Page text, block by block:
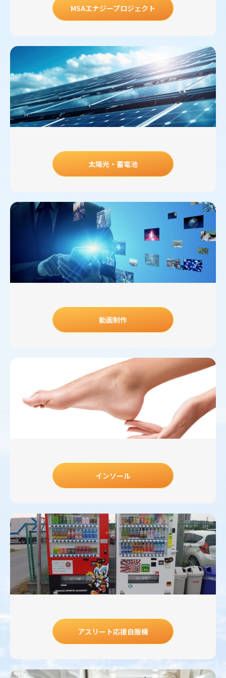
MSAエナジープロジェクト
太陽光・蓄電池
動画制作
インソール
アスリート応援自販機